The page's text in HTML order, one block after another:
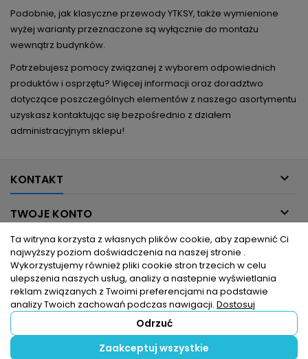
Podobnie, jak klasyczne przewody YTKSY, także wymienione
wyżej warianty przeznaczone są wyłącznie do montażu
wewnątrz budynków.
Potrzebujesz pomocy związanej z wyborem odpowiednich
produktów i osprzętu? Więcej informacji oraz doradztwo
dotyczące poszczególnych elementów z naszego asortymentu
uzyskasz kontaktując się bezpośrednio z działem
administracyjnym sklepu!
KONTAKT 
TWOJE KONTO 
INFORMACJE DLA CIEBIE 
PRODUKTY
© Copyright 2026 hurtownia elektryczna dlaelektrykow.pl. Wszelkie
Ta witryna korzysta z własnych plików cookie, aby zapewnić Ci
najwyższy poziom doświadczenia na naszej stronie .
Wykorzystujemy również pliki cookie stron trzecich w celu
ulepszenia naszych usług, analizy a nastepnie wyświetlania
reklam związanych z Twoimi preferencjami na podstawie
analizy Twoich zachowań podczas nawigacji. Dostosuj
Odrzuć
Zaakceptuj wszystkie